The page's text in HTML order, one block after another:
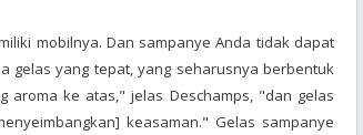
mobilnya. Dan sampanye Anda tidak dapat
gelas yang tepat, yang seharusnya berbentuk
aroma ke atas," jelas Deschamps, "dan gelas
keasaman." Gelas sampanye